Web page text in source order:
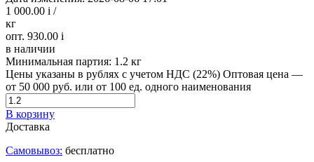
1 000.00 i /
кг
опт. 930.00 i
в наличии
Минимальная партия: 1.2 кг
Цены указаны в рублях с учетом НДС (22%) Оптовая цена —
от 50 000 руб. или от 100 ед. одного наименования
В корзину
Доставка
Самовывоз: бесплатно